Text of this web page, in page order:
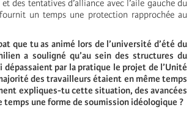
des tentatives d’alliance avec l’aile gauche du
un temps une protection rapprochée au
que tu as animé lors de l’université d’été du
a souligné qu’au sein des structures du
dépassaient par la pratique le projet de l’Unité
des travailleurs étaient en même temps
expliques-tu cette situation, des avancées
temps une forme de soumission idéologique ?